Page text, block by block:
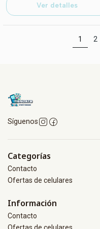
Ver detalles
1 2
Síguenos
Categorías
Contacto
Ofertas de celulares
Información
Contacto